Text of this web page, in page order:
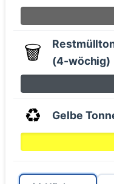
🗑️
(4-wöchig)
♻️ Gelbe